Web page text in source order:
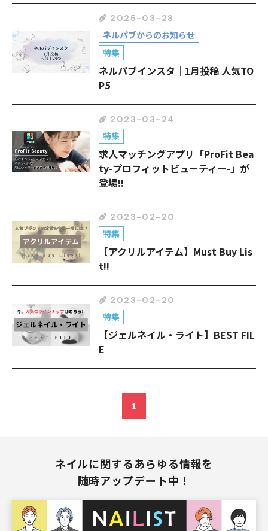
2025-03-28
ネルパブからのお知らせ
特集
ネルパブインスタ｜1月投稿 人気TO
P5
2023-03-24
特集
求人マッチングアプリ「ProFit Bea
ty-プロフィットビューティー-」が
登場!!
2023-02-20
特集
【アクリルアイテム】Must Buy Lis
t!!
2023-02-20
特集
【ジェルネイル・ライト】BEST FIL
E
1
ネイルに関するあらゆる情報を
随時アップデート中！